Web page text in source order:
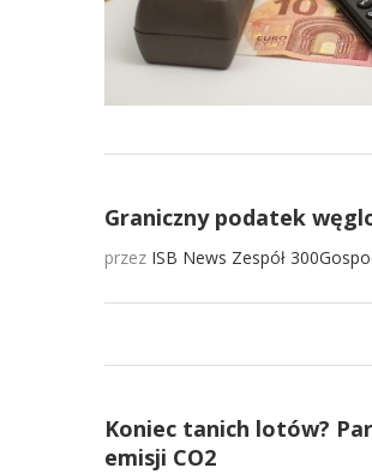
Graniczny podatek
przez ISB News Zespół
Koniec tanich lotów?
emisji CO2